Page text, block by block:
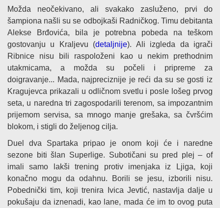
Možda neočekivano, ali svakako zasluženo, prvi do
šampiona našli su se odbojkaši Radničkog. Timu debitanta
Alekse Brđovića, bila je potrebna pobeda na teškom
gostovanju u Kraljevu (detaljnije). Ali izgleda da igrači
Ribnice nisu bili raspoloženi kao u nekim prethodnim
utakmicama, a možda su počeli i pripreme za
doigravanje... Mada, najpreciznije je reći da su se gosti iz
Kragujevca prikazali u odličnom svetlu i posle lošeg prvog
seta, u naredna tri zagospodarili terenom, sa impozantnim
prijemom servisa, sa mnogo manje grešaka, sa čvršćim
blokom, i stigli do željenog cilja.
Duel dva Spartaka pripao je onom koji će i naredne
sezone biti šlan Superlige. Subotičani su pred plej – of
imali samo lakši trening protiv imenjaka iz Ljiga, koji
konačno mogu da odahnu. Borili se jesu, izborili nisu.
Pobednički tim, koji trenira Ivica Jevtić, nastavlja dalje u
pokušaju da iznenadi, kao lane, mada će im to ovog puta